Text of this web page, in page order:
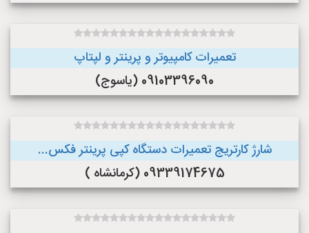
تعمیرات کامپیوتر و پرینتر و لپتاپ
09103396090 (یاسوج)
شارژ کارتریج تعمیرات دستگاه کپی پرینتر فکس...
09339174675 (کرمانشاه )